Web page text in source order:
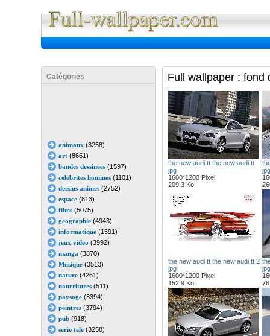
Catégories
animaux (3258)
art(8661)
bandes dessinees(1597)
celebrites hommes(1101)
dessins animes(2752)
espace(813)
films(5075)
geographie(4943)
informatique(1591)
jeux video (3992)
manga (3870)
Musique(3513)
nature(4261)
nourritures(511)
paysage(3394)
peintres(3794)
pub(918)
serie tele(3258)
Full wallpaper : fond
the new audi tt the new audi tt
jpg
1600*1200 Pixel
209.3 Ko
jpg
the new audi tt the new audi tt 2
jpg
1600*1200 Pixel
152.9 Ko
jpg